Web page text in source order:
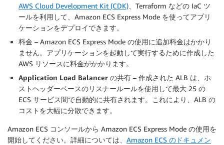
AWS Cloud Development Kit (CDK) 、Terraform などの IaC ツ
ールを利用して、Amazon ECS Express Mode を使ってアプリ
ケーションをデプロイできます。
料金 – Amazon ECS Express Mode の使用に追加料金はかかり
ません。アプリケーションを起動して実行するために作成した
AWS リソースに料金がかかります。
Application Load Balancer の共有 – 作成された ALB は、ホ
ストヘッダーベースのリスナールールを使用して最大 25 の
ECS サービス間で自動的に共有されます。これにより、ALB の
コストを大幅に分散できます。
Amazon ECS コンソールから Amazon ECS Express Mode の使用を
開始してください。詳細については、 Amazon ECS のドキュメン